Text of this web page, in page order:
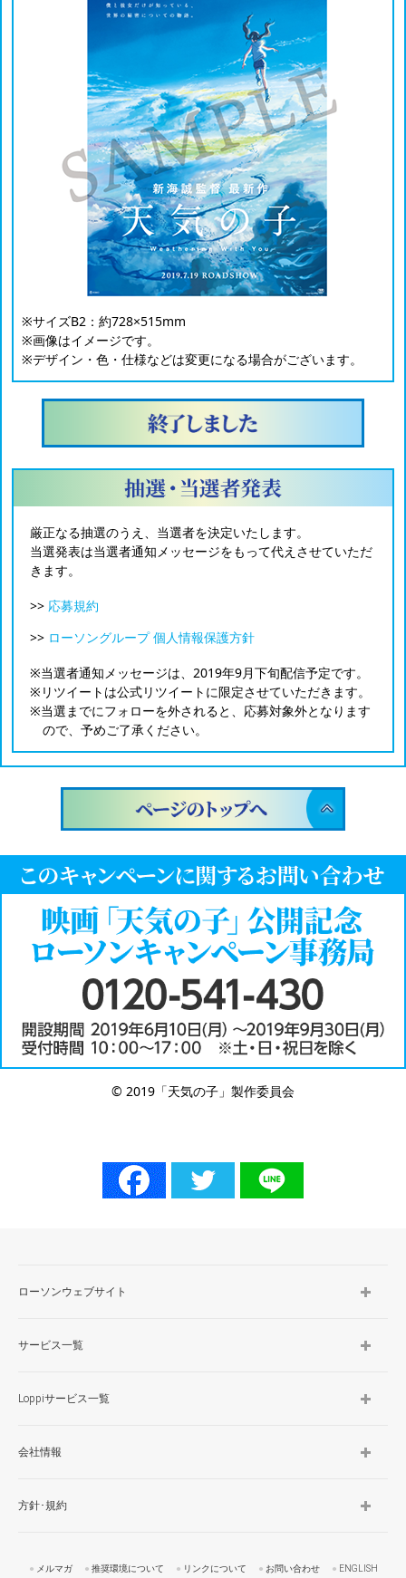
※サイズB2：約728×515mm
※画像はイメージです。
※デザイン・色・仕様などは変更になる場合がございます。
厳正なる抽選のうえ、当選者を決定いたします。
当選発表は当選者通知メッセージをもって代えさせていただ
きます。
>> 応募規約
>> ローソングループ 個人情報保護方針
※当選者通知メッセージは、2019年9月下旬配信予定です。
※リツイートは公式リツイートに限定させていただきます。
※当選までにフォローを外されると、応募対象外となります
ので、予めご了承ください。
© 2019「天気の子」製作委員会
ローソンウェブサイト
サービス一覧
Loppiサービス一覧
会社情報
方針･規約
メルマガ 推奨環境について リンクについて お問い合わせ ENGLISH